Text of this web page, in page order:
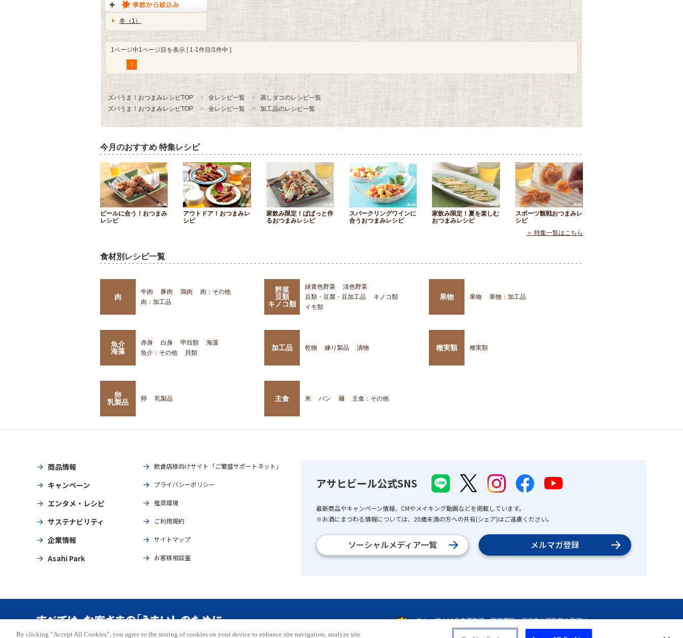
冬（1）
1ページ中1ページ目を表示 [ 1-1件目/1件中 ]
1
ズバうま！おつまみレシピTOP 全レシピ一覧
蒸しダコのレシピ一覧
ズバうま！おつまみレシピTOP
全レシピ一覧 加工品のレシピ一覧
今月のおすすめ 特集レシピ
ビールに合う！おつまみ
レシピ
アウトドア！おつまみレ
シピ
家飲み限定！ぱぱっと作
るおつまみレシピ
スパークリングワインに
合うおつまみレシピ
家飲み限定！夏を楽しむ
おつまみレシピ
スポーツ観戦おつまみレ
シピ
＞ 特集一覧はこちら
食材別レシピ一覧
肉
牛肉 豚肉 鶏肉
肉：その他
肉：加工品
野菜
豆類
キノコ類
緑黄色野菜
淡色野菜
豆類・豆腐・豆加工品
キノコ類
イモ類
果物 果物 果物：加工品
魚介
海藻
赤身 白身 甲殻類
海藻
魚介：その他
貝類
加工品 乾物 練り製品 漬物 種実類 種実類
卵
乳製品
卵 乳製品 主食 米 パン 麺 主食：その他
商品情報
キャンペーン
エンタメ・レシピ
サステナビリティ
企業情報
Asahi Park
飲食店様向けサイト「ご繁盛サポートネット」
プライバシーポリシー
推奨環境
ご利用規約
サイトマップ
お客様相談室
アサヒビール公式SNS
最新商品やキャンペーン情報、CMやメイキング動画などを掲載しています。
※お酒にまつわる情報については、20歳未満の方への共有(シェア)はご遠慮ください。
ソーシャルメディア一覧 メルマガ登録
By clicking “Accept All Cookies”, you agree to the storing of cookies on your device to enhance site navigation, analyze site